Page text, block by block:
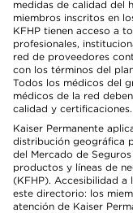
medidas de calidad del
miembros inscritos en
KFHP tienen acceso a
profesionales,
red de proveedores
con los términos del
Todos los médicos del
médicos de la red
calidad y certificaciones.
Kaiser Permanente
distribución geográfica
del Mercado de
productos y líneas de
(KFHP). Accesibilidad a
este directorio: los
atención de Kaiser